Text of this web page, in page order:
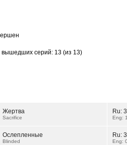
вышедших серий: 13 (из 13)
Жертва
Sacrifice
Ru:
Eng:
Ослепленные
Blinded
Ru:
Eng: